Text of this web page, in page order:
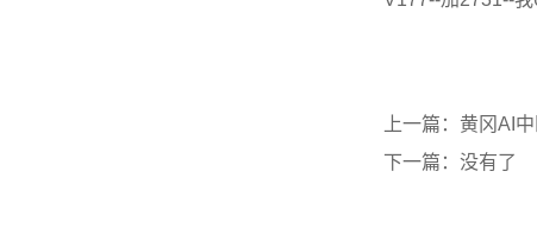
上一篇： 黄冈AI
下一篇： 没有了